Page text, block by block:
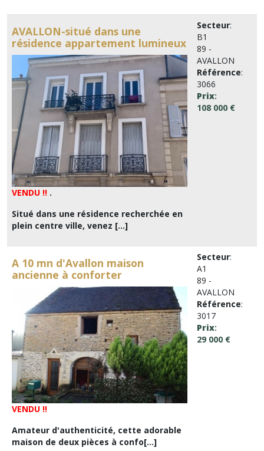
AVALLON-situé dans une
résidence appartement lumineux
VENDU !! .
Situé dans une résidence recherchée en
plein centre ville, venez [...]
Secteur:
B1
89 -
AVALLON
Référence:
3066
Prix:
108 000 €
A 10 mn d'Avallon maison
ancienne à conforter
VENDU !!
Amateur d'authenticité, cette adorable
maison de deux pièces à confo[...]
Secteur:
A1
89 -
AVALLON
Référence:
3017
Prix:
29 000 €